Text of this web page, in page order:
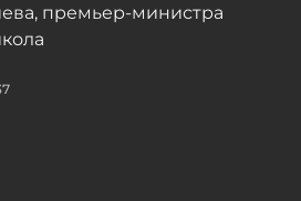
премьер-министра